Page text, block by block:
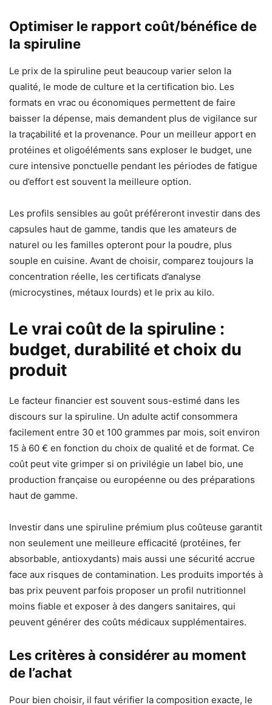
Optimiser le rapport coût/bénéfice de
la spiruline
Le prix de la spiruline peut beaucoup varier selon la
qualité, le mode de culture et la certification bio. Les
formats en vrac ou économiques permettent de faire
baisser la dépense, mais demandent plus de vigilance sur
la traçabilité et la provenance. Pour un meilleur apport en
protéines et oligoéléments sans exploser le budget, une
cure intensive ponctuelle pendant les périodes de fatigue
ou d’effort est souvent la meilleure option.
Les profils sensibles au goût préféreront investir dans des
capsules haut de gamme, tandis que les amateurs de
naturel ou les familles opteront pour la poudre, plus
souple en cuisine. Avant de choisir, comparez toujours la
concentration réelle, les certificats d’analyse
(microcystines, métaux lourds) et le prix au kilo.
Le vrai coût de la spiruline :
budget, durabilité et choix du
produit
Le facteur financier est souvent sous-estimé dans les
discours sur la spiruline. Un adulte actif consommera
facilement entre 30 et 100 grammes par mois, soit environ
15 à 60 € en fonction du choix de qualité et de format. Ce
coût peut vite grimper si on privilégie un label bio, une
production française ou européenne ou des préparations
haut de gamme.
Investir dans une spiruline prémium plus coûteuse garantit
non seulement une meilleure efficacité (protéines, fer
absorbable, antioxydants) mais aussi une sécurité accrue
face aux risques de contamination. Les produits importés à
bas prix peuvent parfois proposer un profil nutritionnel
moins fiable et exposer à des dangers sanitaires, qui
peuvent générer des coûts médicaux supplémentaires.
Les critères à considérer au moment
de l’achat
Pour bien choisir, il faut vérifier la composition exacte, le